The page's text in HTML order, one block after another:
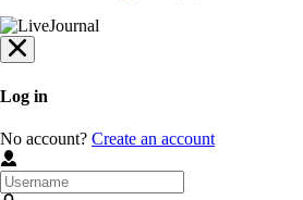
Log in
No account? Create an account